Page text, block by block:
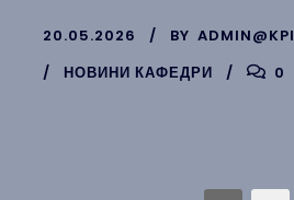
20.05.2026 BY ADMIN@KPI
НОВИНИ КАФЕДРИ
0